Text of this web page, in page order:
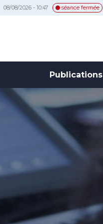
08/08/2026 - 10:47 séance fermée
Publications